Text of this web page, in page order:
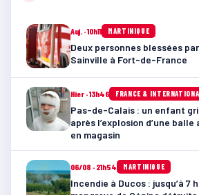
Auj. · 10h11 MARTINIQUE
Deux personnes blessées
Sainville à Fort-de-France
Hier · 13h46 FRANCE &
Pas-de-Calais : un enfant
après l’explosion d’une
en magasin
06/08 · 21h54 MARTINIQUE
Incendie à Ducos : jusqu’à 7